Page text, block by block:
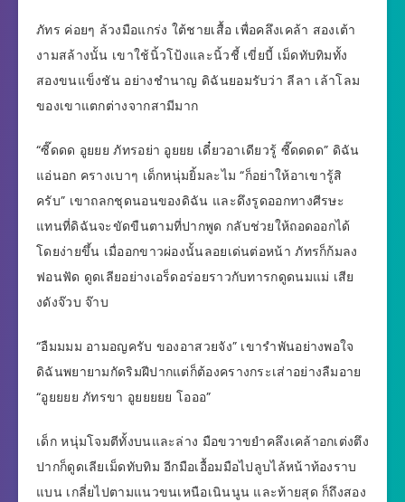
ภัทร ค่อยๆ ล้วงมือแกร่ง ใต้ชายเสื้อ เพื่อคลึงเคล้า สองเต้า
งามสล้างนั้น เขาใช้นิ้วโป้งและนิ้วชี้ เขี่ยบี้ เม็ดทับทิมทั้ง
สองขนแข็งชัน อย่างชำนาญ ดิฉันยอมรับว่า ลีลา เล้าโลม
ของเขาแตกต่างจากสามีมาก
“ซี๊ดดด อูยยย ภัทรอย่า อูยยย เดี๋ยวอาเดียวรู้ ซี๊ดดดด” ดิฉัน
แอ่นอก ครางเบาๆ เด็กหนุ่มยิ้มละไม “ก็อย่าให้อาเขารู้สิ
ครับ” เขาถลกชุดนอนของดิฉัน และดึงรูดออกทางศีรษะ
แทนที่ดิฉันจะขัดขืนตามที่ปากพูด กลับช่วยให้ถอดออกได้
โดยง่ายขึ้น เมื่ออกขาวผ่องนั้นลอยเด่นต่อหน้า ภัทรก็ก้มลง
ฟอนฟัด ดูดเลียอย่างเอร็ดอร่อยราวกับทารกดูดนมแม่ เสีย
งดังจ๊วบ จ๊าบ
“อืมมมม อามอญครับ ของอาสวยจัง” เขารำพันอย่างพอใจ
ดิฉันพยายามกัดริมฝีปากแต่ก็ต้องครางกระเส่าอย่างลืมอาย
“อูยยยย ภัทรขา อูยยยยย โอออ”
เด็ก หนุ่มโจมตีทั้งบนและล่าง มือขวาขยำคลึงเคล้าอกเต่งตึง
ปากก็ดูดเลียเม็ดทับทิม อีกมือเอื้อมมือไปลูบไล้หน้าท้องราบ
แบน เกลี่ยไปตามแนวขนเหนือเนินนูน และท้ายสุด ก็ถึงสอง